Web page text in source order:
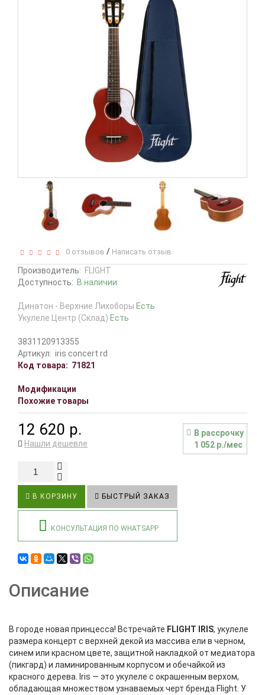
0 отзывов / Написать отзыв
Производитель: FLIGHT
Доступность: В наличии
Динатон - Верхние Лихоборы Есть
Укулеле Центр (Склад) Есть
3831120913355
Артикул: iris concert rd
Код товара: 71821
Модификации
Похожие товары
12 620 р.
В рассрочку
1 052 р./мес
Нашли дешевле
В КОРЗИНУ БЫСТРЫЙ ЗАКАЗ
КОНСУЛЬТАЦИЯ ПО WHATSAPP
Описание
В городе новая принцесса! Встречайте FLIGHT IRIS, укулеле
размера концерт с верхней декой из массива ели в черном,
синем или красном цвете, защитной накладкой от медиатора
(пикгард) и ламинированным корпусом и обечайкой из
красного дерева. Iris — это укулеле с окрашенным верхом,
обладающая множеством узнаваемых черт бренда Flight. У